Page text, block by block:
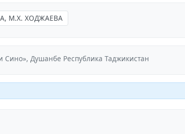
М.Х. ХОДЖАЕВА
Душанбе Республика Таджикистан